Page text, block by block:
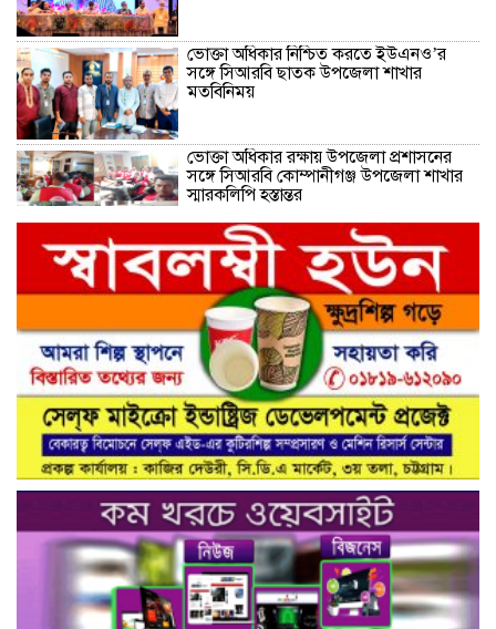
ভোক্তা অধিকার নিশ্চিত করতে ইউএনও’র
সঙ্গে সিআরবি ছাতক উপজেলা শাখার
মতবিনিময়
ভোক্তা অধিকার রক্ষায় উপজেলা প্রশাসনের
সঙ্গে সিআরবি কোম্পানীগঞ্জ উপজেলা শাখার
স্মারকলিপি হস্তান্তর
নরসিংদীর শিবপুরের নিরাপদ সড়ক চাই
কমিটির আলোচনা সভা ও আইডি কার্ড
বিতরণ।
নিরাপদ সড়ক গড়তে কাঁধে কাঁধ মিলিয়ে কাজ
করার প্রত্যয়: নিসচা পলাশ উপজেলা শাখার
আইডি কার্ড বিতরণ ও পরিচিতি সভা সম্পন্ন**
নাগরিক সেবা প্রদানে মাধবদী পৌরসভার
যুগান্তকারী সাফল্য স্বস্তিতে পৌরবাসী
গাজীপুরের কালিয়াকৈরে ভেজাল সন্দেশ
কারখানায় ভোক্তা অধিদপ্তরের অভিযান,
শাস্তিবিহী ৭৫ হাজার টাকা জরিমানা